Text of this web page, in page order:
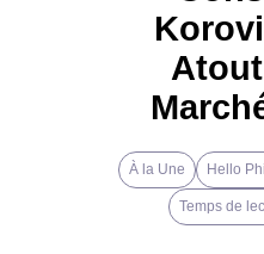
À la Une Hello
Temps de